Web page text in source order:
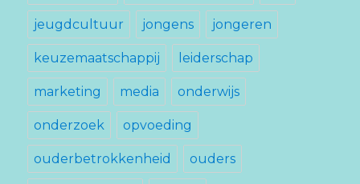
jeugdcultuur jongens jongeren
keuzemaatschappij leiderschap
marketing media onderwijs
onderzoek opvoeding
ouderbetrokkenheid ouders